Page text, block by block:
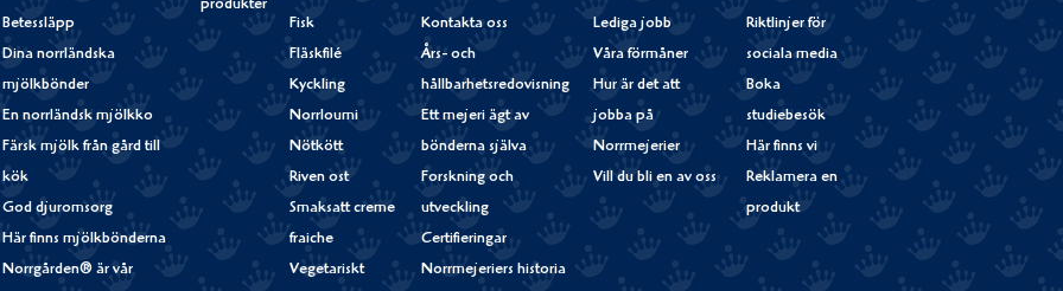
Betessläpp
Dina norrländska
mjölkbönder
En norrländsk mjölkko
Färsk mjölk från gård till
kök
God djuromsorg
Här finns mjölkbönderna
Norrgården® är vår
produkter
Fisk
Fläskfilé
Kyckling
Norrloumi
Nötkött
Riven ost
Smaksatt creme
fraiche
Vegetariskt
Kontakta oss
Års- och
hållbarhetsredovisning
Ett mejeri ägt av
bönderna själva
Forskning och
utveckling
Certifieringar
Norrmejeriers historia
Lediga jobb
Våra förmåner
Hur är det att
jobba på
Norrmejerier
Vill du bli en av oss
Riktlinjer för
sociala media
Boka
studiebesök
Här finns vi
Reklamera en
produkt